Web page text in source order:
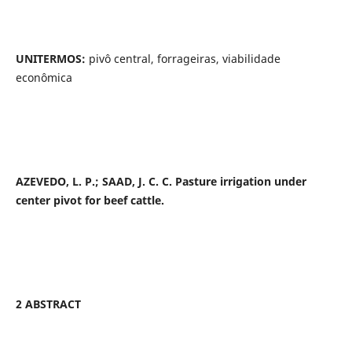
UNITERMOS: pivô central, forrageiras, viabilidade
econômica
AZEVEDO, L. P.; SAAD, J. C. C. Pasture irrigation under
center pivot for beef cattle.
2 ABSTRACT